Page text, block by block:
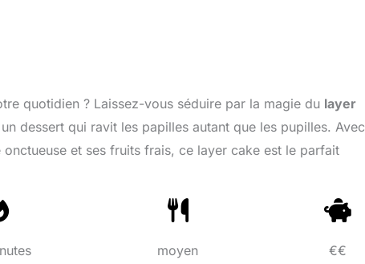
quotidien ? Laissez-vous séduire par la magie du layer
dessert qui ravit les papilles autant que les pupilles. Avec
et ses fruits frais, ce layer cake est le parfait
moyen €€